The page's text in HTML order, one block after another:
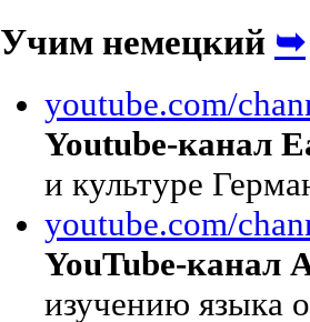
Учим немецкий ➥
youtube.com/
Youtube-канал
и культуре
youtube.com/
YouTube-канал
изучению языка